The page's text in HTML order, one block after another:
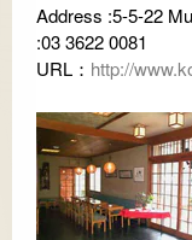
Address :5-5-22
:03 3622 0081
URL： http://